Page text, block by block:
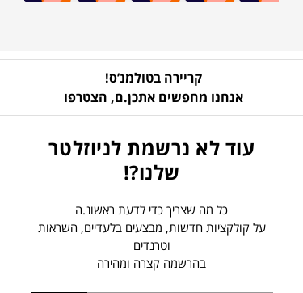
קריירה בטולמנ’ס!
אנחנו מחפשים אתכן.ם, הצטרפו
עוד לא נרשמת לניוזלטר
שלנו?!
כל מה שצריך כדי לדעת ראשונ.ה
על קולקציות חדשות, מבצעים בלעדיים, השראות
וטרנדים
בהרשמה קצרה ומהירה